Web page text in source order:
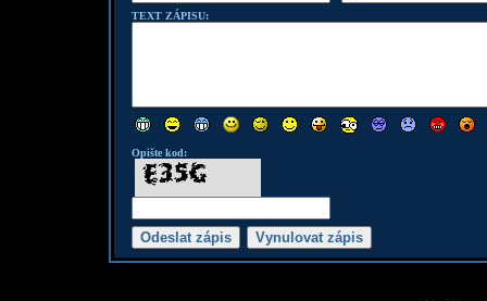
TEXT ZÁPISU:
Opište kod: